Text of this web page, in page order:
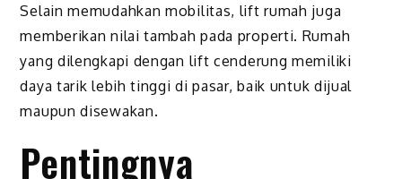
Selain memudahkan mobilitas, lift rumah juga
memberikan nilai tambah pada properti. Rumah
yang dilengkapi dengan lift cenderung memiliki
daya tarik lebih tinggi di pasar, baik untuk dijual
maupun disewakan.
Pentingnya